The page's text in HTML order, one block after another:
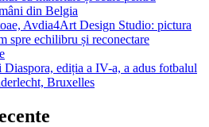
din Belgia
Avdia4Art Design Studio: pictura
spre echilibru și reconectare
Diaspora, ediția a IV-a, a adus fotbalul
Bruxelles